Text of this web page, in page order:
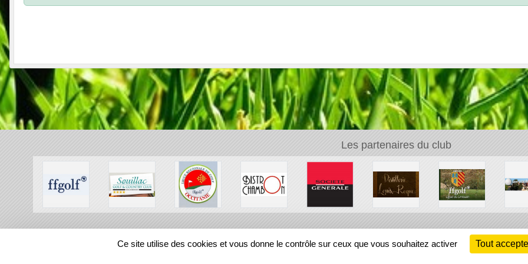
Les partenaires du club
REGIONS
Ce site utilise des cookies et vous donne le contrôle sur ceux que vous souhaitez activer Tout